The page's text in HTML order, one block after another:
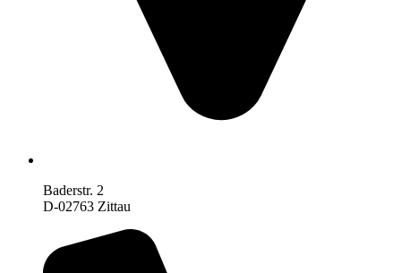
Baderstr. 2
D-02763 Zittau